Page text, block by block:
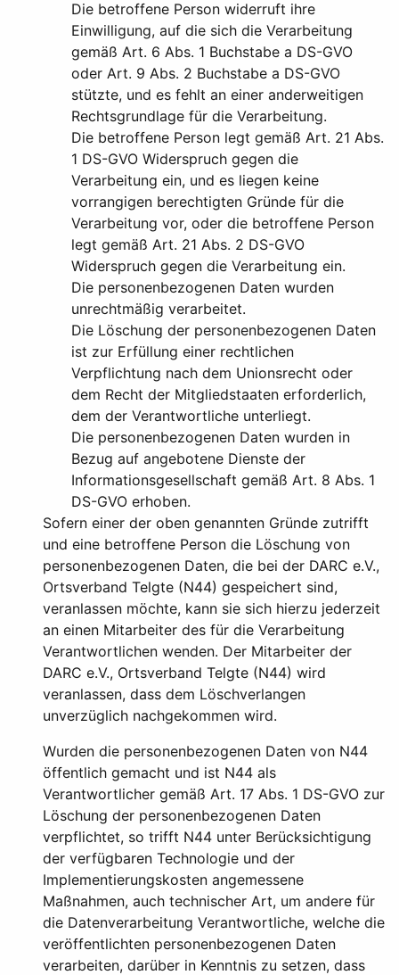
Die betroffene Person widerruft ihre
Einwilligung, auf die sich die Verarbeitung
gemäß Art. 6 Abs. 1 Buchstabe a DS-GVO
oder Art. 9 Abs. 2 Buchstabe a DS-GVO
stützte, und es fehlt an einer anderweitigen
Rechtsgrundlage für die Verarbeitung.
Die betroffene Person legt gemäß Art. 21 Abs.
1 DS-GVO Widerspruch gegen die
Verarbeitung ein, und es liegen keine
vorrangigen berechtigten Gründe für die
Verarbeitung vor, oder die betroffene Person
legt gemäß Art. 21 Abs. 2 DS-GVO
Widerspruch gegen die Verarbeitung ein.
Die personenbezogenen Daten wurden
unrechtmäßig verarbeitet.
Die Löschung der personenbezogenen Daten
ist zur Erfüllung einer rechtlichen
Verpflichtung nach dem Unionsrecht oder
dem Recht der Mitgliedstaaten erforderlich,
dem der Verantwortliche unterliegt.
Die personenbezogenen Daten wurden in
Bezug auf angebotene Dienste der
Informationsgesellschaft gemäß Art. 8 Abs. 1
DS-GVO erhoben.
Sofern einer der oben genannten Gründe zutrifft
und eine betroffene Person die Löschung von
personenbezogenen Daten, die bei der DARC e.V.,
Ortsverband Telgte (N44) gespeichert sind,
veranlassen möchte, kann sie sich hierzu jederzeit
an einen Mitarbeiter des für die Verarbeitung
Verantwortlichen wenden. Der Mitarbeiter der
DARC e.V., Ortsverband Telgte (N44) wird
veranlassen, dass dem Löschverlangen
unverzüglich nachgekommen wird.
Wurden die personenbezogenen Daten von N44
öffentlich gemacht und ist N44 als
Verantwortlicher gemäß Art. 17 Abs. 1 DS-GVO zur
Löschung der personenbezogenen Daten
verpflichtet, so trifft N44 unter Berücksichtigung
der verfügbaren Technologie und der
Implementierungskosten angemessene
Maßnahmen, auch technischer Art, um andere für
die Datenverarbeitung Verantwortliche, welche die
veröffentlichten personenbezogenen Daten
verarbeiten, darüber in Kenntnis zu setzen, dass